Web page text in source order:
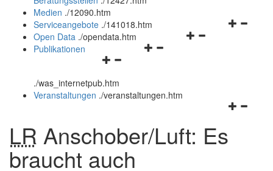
schließen
Medien ./12090.htm
Navigationsmenü
Serviceangebote ./141018.htm
Navigationsmenü
Open Data ./opendata.htm
Navigationsmenü
und
schließen
Publikationen
./was_internetpub.htm
Veranstaltungen ./veranstaltungen.htm
LR Anschober/Luft: Es
braucht auch